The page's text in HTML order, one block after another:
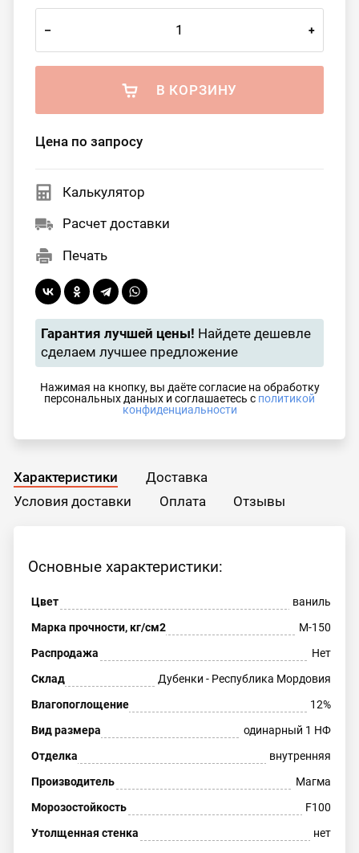
– +
В КОРЗИНУ
Цена по запросу
Калькулятор
Расчет доставки
Печать
Гарантия лучшей цены! Найдете дешевле
сделаем лучшее предложение
Нажимая на кнопку, вы даёте согласие на обработку
персональных данных и соглашаетесь с политикой
конфиденциальности
Характеристики
Доставка
Условия доставки
Оплата Отзывы
Основные характеристики:
Цвет
ваниль
Марка прочности, кг/см2
М-150
Распродажа
Нет
Склад
Дубенки - Республика Мордовия
Влагопоглощение
12%
Вид размера
одинарный 1 НФ
Отделка
внутренняя
Производитель
Магма
Морозостойкость
F100
Утолщенная стенка
нет